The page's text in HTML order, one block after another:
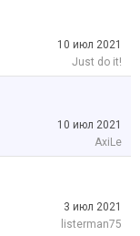
10 июл 2021
Just do it!
10 июл 2021
AxiLe
3 июл 2021
listerman75